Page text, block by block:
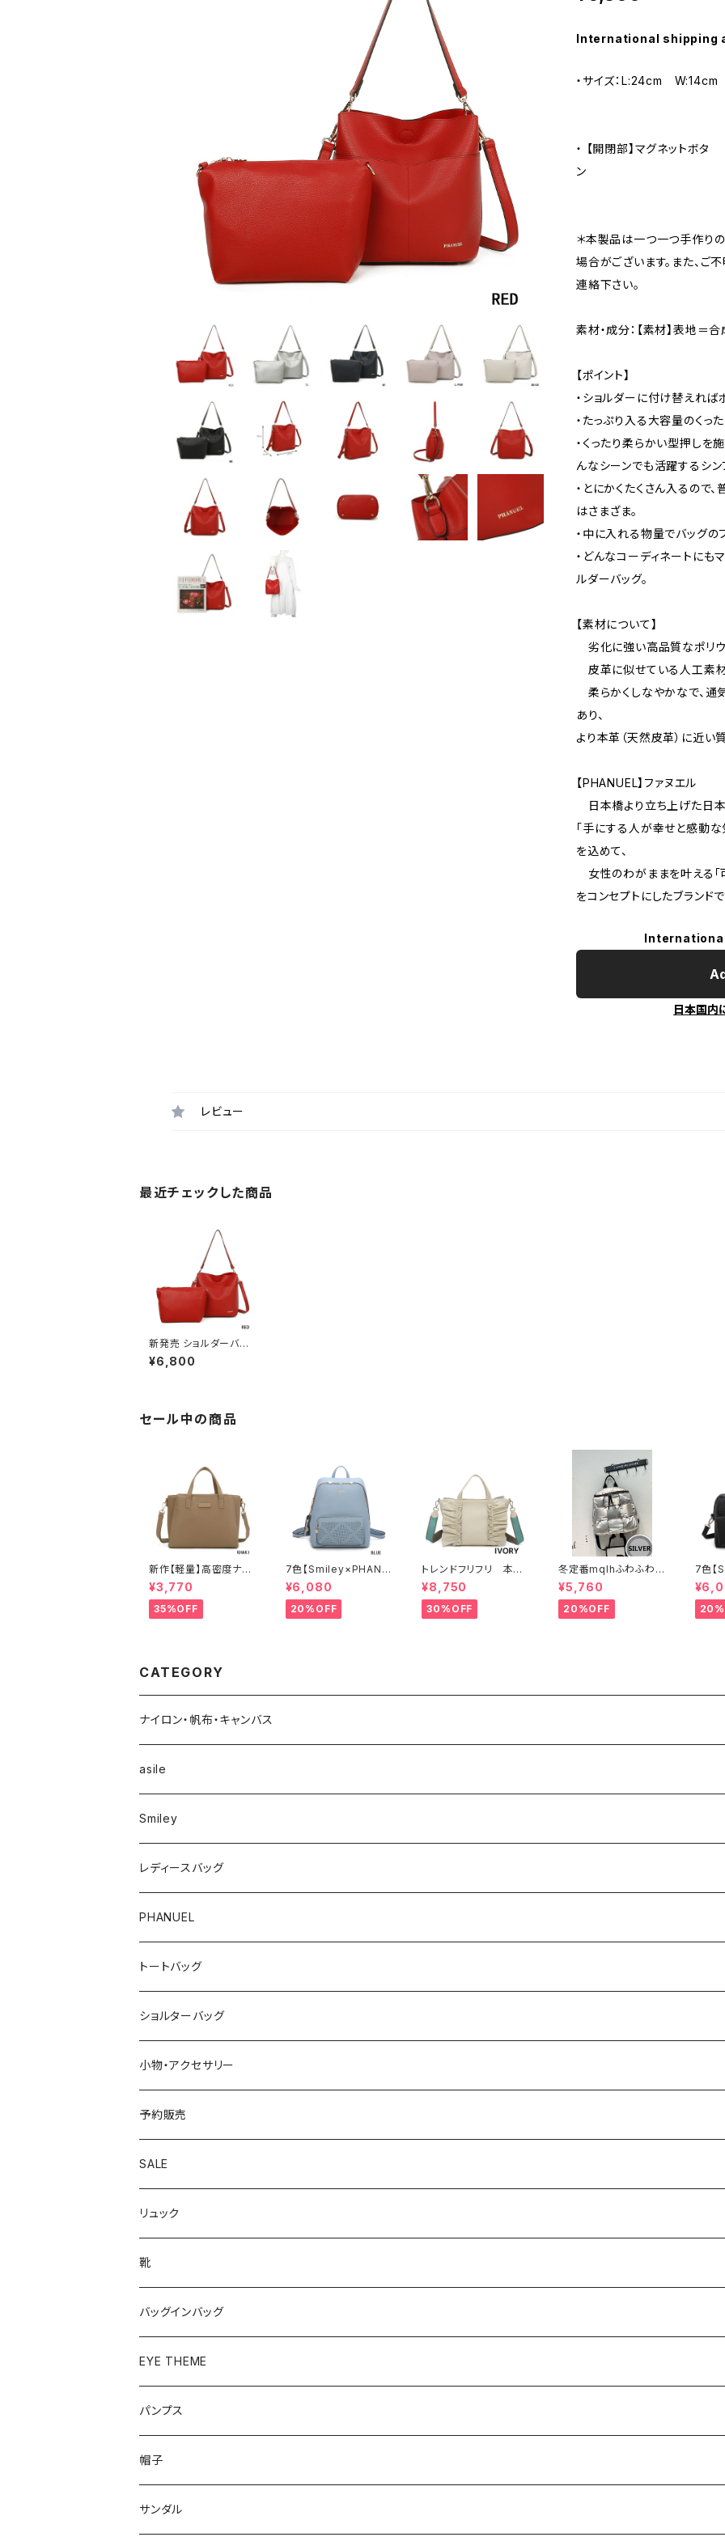
International shipping
・サイズ：L:24cm
・ 【開閉部】マグネットボタ
＊本製品は一つ一つ手作り
場合がございます。また、ご
連絡下さい。
素材・成分：【素材】表地＝
【ポイント】
・ショルダーに付け替えれば
・たっぷり入る大容量のくっ
・くったり柔らかい型押しを
んなシーンでも活躍するシ
・とにかくたくさん入るので
はさまざま。
・中に入れる物量でバッグ
・どんなコーディネートにも
ルダーバッグ。
【素材について】
劣化に強い高品質なポリウ
皮革に似せている人工素
柔らかくしなやかなで、通
あり、
より本革（天然皮革）に近い
【PHANUEL】ファヌエル
日本橋より立ち上げた日本
「手にする人が幸せと感動
を込めて、
女性のわがままを叶える「
をコンセプトにしたブランドで
日本国内
レビュー
最近チェックした商品
新発売 ショルダーバッ
グ 2WAY バッグインバ
ッグ A3005-3
¥6,800
セール中の商品
新作【軽量】高密度ナイ
ロン 撥水加工 三層式
トート 肩がけ ショルダ
ー 2WAY 出勤 A6206
-2
¥3,770
35%OFF
7色【Smiley×PHANU
EL】ポーチ付 リュックサ
ック リュックレディース
カジュアル おしゃれ 通
学 旅行 A8937-1
¥6,080
20%OFF
トレンドフリフリ 本
革 トートバッグ キャ
ンバスショルダー コラ
ボー
¥8,750
30%OFF
冬定番mqlhふわふわ～
軽量＆撥水ナイロン ダ
ウンバッグ 2way リュッ
ク 60319-082
¥5,760
20%OFF
7色
EL】
ンハ
ーバ
7-3
CATEGORY
ナイロン・帆布・キャンバス
asile
Smiley
レディースバッグ
PHANUEL
トートバッグ
ショルターバッグ
小物・アクセサリー
予約販売
SALE
リュック
靴
パンプス
ベーシック
ローファー
ブーツ
バッグインバッグ
EYE THEME
パンプス
帽子
サンダル